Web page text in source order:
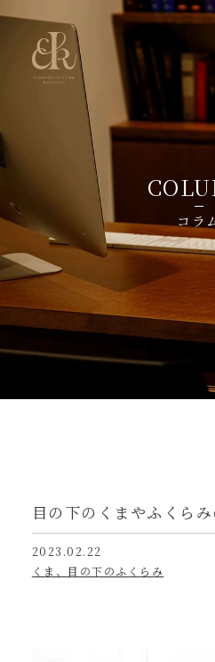
まぶた
くま、目の下のふくらみ
口元、かみ合わせ
脂肪注入
リフトアップ
しみ・いぼ・ほくろ
ヒアルロン酸・ボツリヌストキ
初めて受診される方へ
よくあるご質問
コラ
目の下のくまやふくら
2023.02.22
くま、目の下のふくらみ